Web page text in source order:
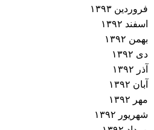
فروردین ۱۳۹۳
اسفند ۱۳۹۲
بهمن ۱۳۹۲
دی ۱۳۹۲
آذر ۱۳۹۲
آبان ۱۳۹۲
مهر ۱۳۹۲
شهریور ۱۳۹۲